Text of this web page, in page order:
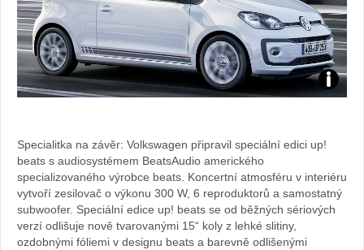
Foto:
Specialitka na závěr: Volkswagen připravil speciální edici up!
beats s audiosystémem BeatsAudio amerického
specializovaného výrobce beats. Koncertní atmosféru v interiéru
vytvoří zesilovač o výkonu 300 W, 6 reproduktorů a samostatný
subwoofer. Speciální edice up! beats se od běžných sériových
verzí odlišuje nově tvarovanými 15“ koly z lehké slitiny,
ozdobnými fóliemi v designu beats a barevně odlišenými